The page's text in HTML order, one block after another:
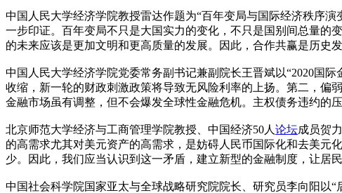
中国人民大学经济学院教授雷达作题为“百年变局与国际经济秩序
一步印证。百年变局不只是大国实力的变化，不只是国别间总量的
的未来应该是更加文明和更高质量的发展。因此，合作共赢是历史发
中国人民大学经济学院党委常务副书记兼副院长王晋斌以“2020国
收缩，新一轮的财政刺激政策将导致无风险利率的上扬。第二，偏
金融市场虽有调整，但不会爆发全球性金融危机。主权债务违约的
北京师范大学经济与工商管理学院教授、中国经济50人 论坛成员贺
的高需求尤其对美元资产的高需求，是妨碍人民币国际化和去美元
少。因此，我们应当认识到这一矛盾，建立新型的金融制度，让居
中国社会科学院国家亚太与全球战略研究院院长、研究员李向阳以